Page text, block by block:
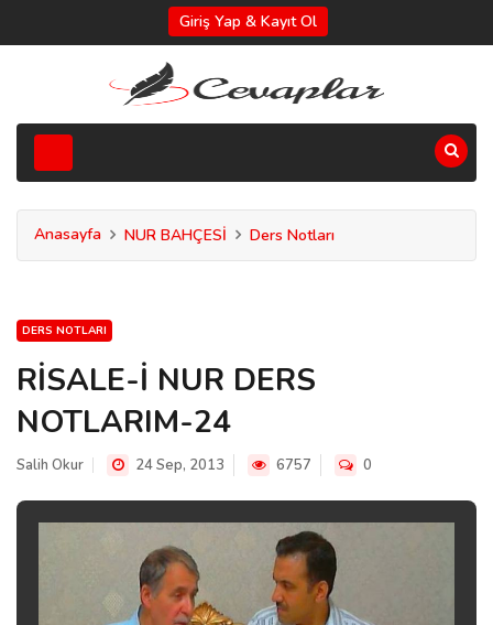
Giriş Yap & Kayıt Ol
Anasayfa NUR BAHÇESİ Ders Notları
DERS NOTLARI
RİSALE-İ NUR DERS
NOTLARIM-24
Salih Okur 24 Sep, 2013 6757 0